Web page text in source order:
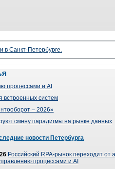
в Санкт-Петербурге.
процессами и AI
встроенных систем
– 2026»
смену парадигмы на рынке данных
новости Петербурга
Российский RPA-рынок переходит от
процессами и AI